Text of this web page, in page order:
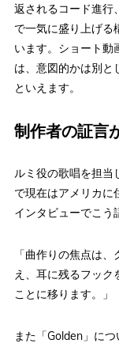
返されるコード進行
で一気に盛り上げる
います。ショート動
は、意図的かは別と
といえます。
制作者の証言
ルミ役の歌唱を担当
で現在はアメリカに
インタビューでこう
「曲作りの焦点は
え、耳に残るフック
ことに移ります。」
また「Golden」に